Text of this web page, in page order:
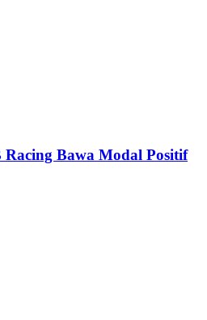
Bawa Modal Positif